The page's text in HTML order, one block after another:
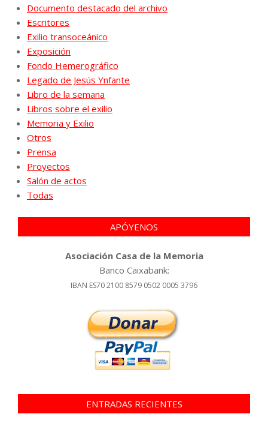
Documento destacado del archivo
Escritores
Exilio transoceánico
Exposición
Fondo Hemerográfico
Legado de Jesús Ynfante
Libro de la semana
Libros sobre el exilio
Memoria y Exilio
Otros
Prensa
Proyectos
Salón de actos
Todas
APÓYENOS
Asociación Casa de la Memoria
Banco Caixabank:
IBAN ES70 2100 8579 0502 0005 3796
ENTRADAS RECIENTES